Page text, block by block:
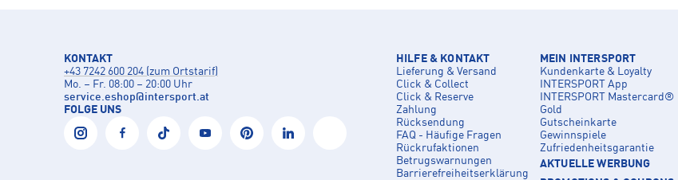
KONTAKT
+43 7242 600 204 (zum Ortstarif)
Mo. – Fr. 08:00 – 20:00 Uhr
service.eshop@intersport.at
FOLGE UNS
HILFE & KONTAKT
Lieferung & Versand
Click & Collect
Click & Reserve
Zahlung
Rücksendung
FAQ - Häufige Fragen
Rückrufaktionen
Betrugswarnungen
Barrierefreiheitserklärung
MEIN INTERSPORT
Kundenkarte & Loyalty
INTERSPORT App
INTERSPORT Mastercard®
Gold
Gutscheinkarte
Gewinnspiele
Zufriedenheitsgarantie
AKTUELLE WERBUNG